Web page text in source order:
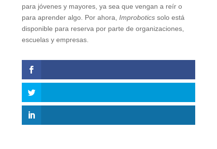
para jóvenes y mayores, ya sea que vengan a reír o
para aprender algo. Por ahora, Improboticssolo está
disponible para reserva por parte de organizaciones,
escuelas y empresas.